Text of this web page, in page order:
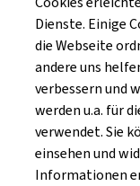
Die Kaack
Agrarterminbörsen.
Kaack
Am Markt 8
49661 Cloppenburg
Dienste. Einige
die Webseite
andere uns
verbessern und
werden u.a. für
verwendet. Sie
einsehen und
Informationen